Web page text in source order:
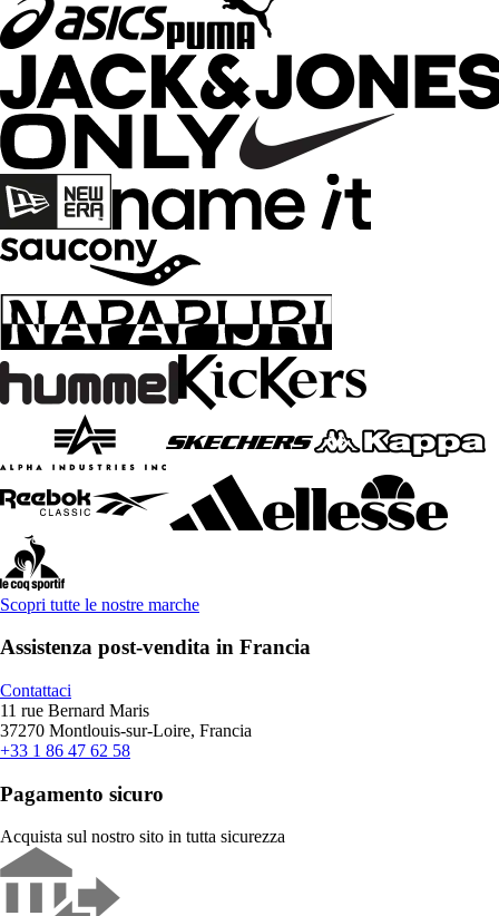
Scopri tutte le nostre marche
Assistenza post-vendita in Francia
Contattaci
11 rue Bernard Maris
37270 Montlouis-sur-Loire, Francia
+33 1 86 47 62 58
Pagamento sicuro
Acquista sul nostro sito in tutta sicurezza